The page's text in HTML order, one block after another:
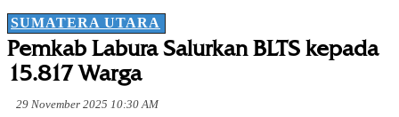
SUMATERA UTARA
Pemkab Labura Salurkan BLTS kepada
15.817 Warga
29 November 2025 10:30 AM